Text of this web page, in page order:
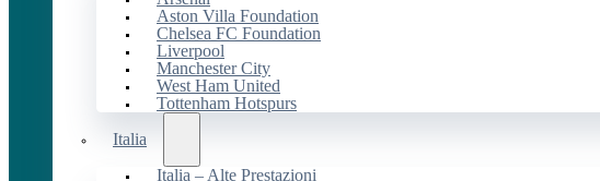
Aston Villa Foundation
Chelsea FC Foundation
Liverpool
Manchester City
West Ham United
Tottenham Hotspurs
Italia
Italia – Alte Prestazioni